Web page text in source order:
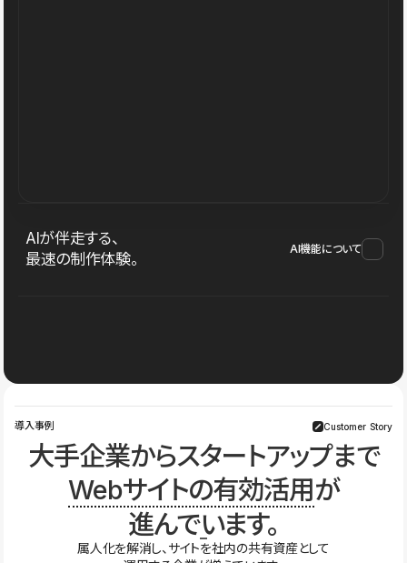
AIが伴走する、
最速の制作体験。
AI機能について
導入事例 Customer Story
大手企業からスタートアップまで
Webサイトの有効活用が
進んでいます。
属人化を解消し、サイトを社内の共有資産として